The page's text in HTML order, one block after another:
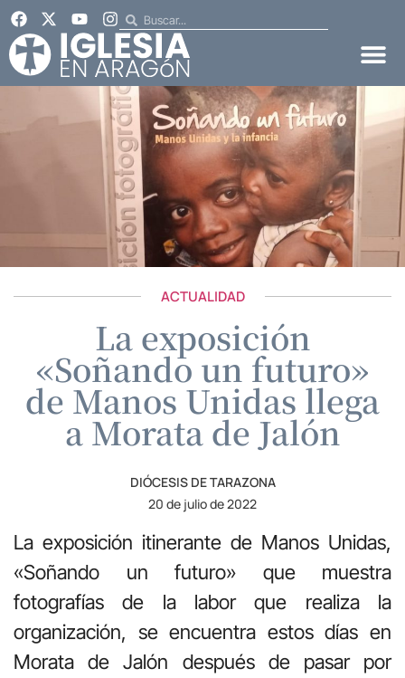
ACTUALIDAD
La exposición
«Soñando un futuro»
de Manos Unidas llega
a Morata de Jalón
DIÓCESIS DE TARAZONA
20 de julio de 2022
La exposición itinerante de Manos Unidas,
«Soñando un futuro» que muestra
fotografías de la labor que realiza la
organización, se encuentra estos días en
Morata de Jalón después de pasar por